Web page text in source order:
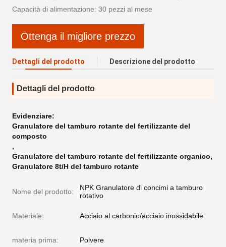
Capacità di alimentazione: 30 pezzi al mese
Ottenga il migliore prezzo
Dettagli del prodotto Descrizione del prodotto
Dettagli del prodotto
Evidenziare:
Granulatore del tamburo rotante del fertilizzante del
composto
,
Granulatore del tamburo rotante del fertilizzante organico,
Granulatore 8t/H del tamburo rotante
Nome del prodotto:
NPK Granulatore di concimi a tamburo
rotativo
Materiale: Acciaio al carbonio/acciaio inossidabile
materia prima: Polvere